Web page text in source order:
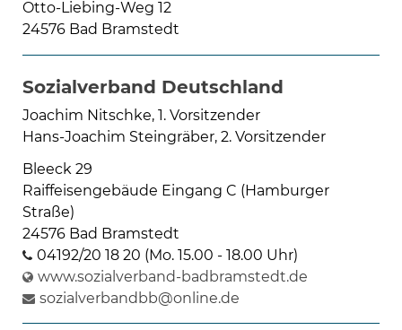
Otto-Liebing-Weg 12
24576 Bad Bramstedt
Sozialverband Deutschland
Joachim Nitschke, 1. Vorsitzender
Hans-Joachim Steingräber, 2. Vorsitzender
Bleeck 29
Raiffeisengebäude Eingang C (Hamburger
Straße)
24576 Bad Bramstedt
04192/20 18 20 (Mo. 15.00 - 18.00 Uhr)
www.sozialverband-badbramstedt.de
sozialverbandbb@online.de